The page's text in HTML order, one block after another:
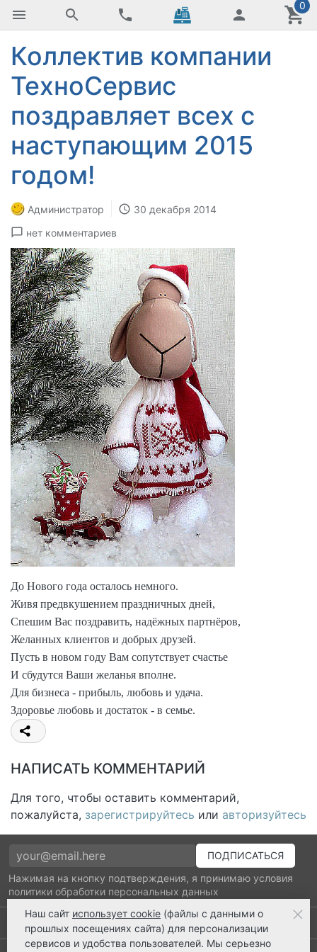
0
Коллектив компании
ТехноСервис
поздравляет всех с
наступающим 2015
годом!
Администратор
30 декабря 2014
нет комментариев
До Нового года осталось немного.
Живя предвкушением праздничных дней,
Спешим Вас поздравить, надёжных партнёров,
Желанных клиентов и добрых друзей.
Пусть в новом году Вам сопутствует счастье
И сбудутся Ваши желанья вполне.
Для бизнеса - прибыль, любовь и удача.
Здоровье любовь и достаток - в семье.
НАПИСАТЬ КОММЕНТАРИЙ
Для того, чтобы оставить комментарий,
пожалуйста, зарегистрируйтесь или авторизуйтесь
Нажимая на кнопку подтверждения, я принимаю условия
политики обработки персональных данных
Выполнено заказов: 52510
Наш сайт использует cookie (файлы с данными о
прошлых посещениях сайта) для персонализации
сервисов и удобства пользователей. Мы серьезно